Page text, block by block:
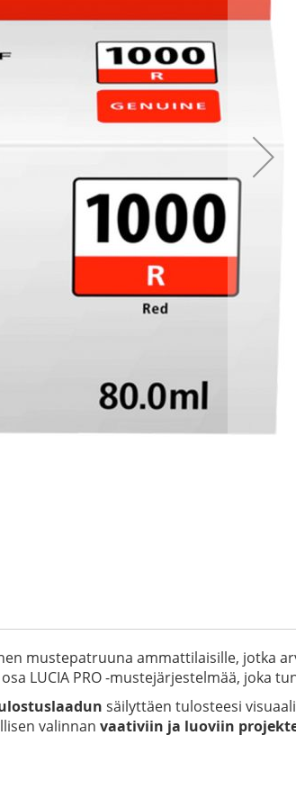
mustepatruuna ammattilaisille, jotka
LUCIA PRO -mustejärjestelmää, joka
säilyttäen tulosteesi
valinnan vaativiin ja luoviin